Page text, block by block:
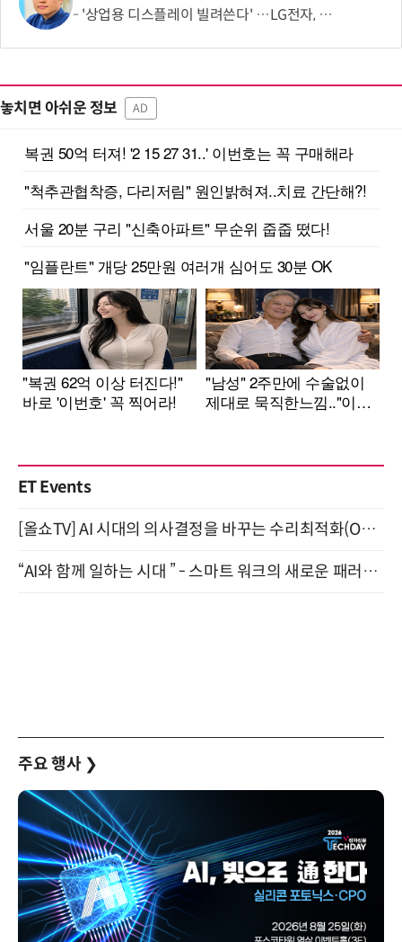
'상업용 디스플레이 빌려쓴다' …LG전자, 美 B2B 구독 시동
놓치면 아쉬운 정보 AD
ET Events
[올쇼TV] AI 시대의 의사결정을 바꾸는 수리최적화(Optimization) 소개 (8/20 생방송)
“AI와 함께 일하는 시대 ” - 스마트 워크의 새로운 패러다임 (9/11)
주요 행사 ❯